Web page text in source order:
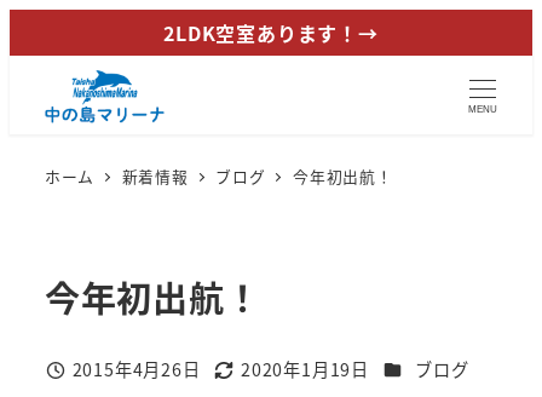
イ
2LDK空室あります！→
MENU
ホーム 新着情報 ブログ 今年初出航！
今年初出航！
投稿日
2015年4月26日
更新日
2020年1月19日 カテゴリー
ブログ